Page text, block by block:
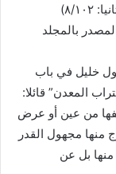
بالمجلد
خليل في باب
المعدن” قائلا:
من عين أو عرض
منها مجهول القدر
بل عن